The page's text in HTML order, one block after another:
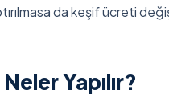
da keşif ücreti
Yapılır?